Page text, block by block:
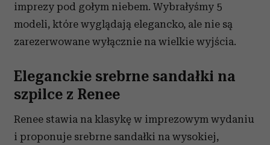
imprezy pod gołym niebem. Wybrałyśmy 5
modeli, które wyglądają elegancko, ale nie są
zarezerwowane wyłącznie na wielkie wyjścia.
Eleganckie srebrne sandałki na
szpilce z Renee
Renee stawia na klasykę w imprezowym wydaniu
i proponuje srebrne sandałki na wysokiej,